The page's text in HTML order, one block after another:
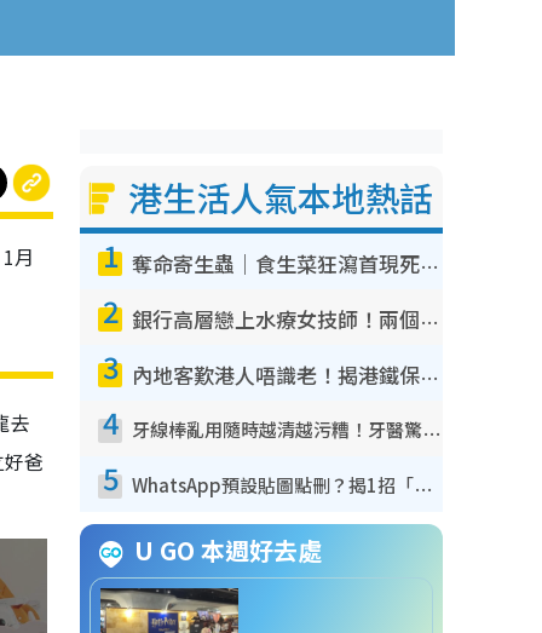
月
去
爸
港生活人氣本地熱話
1 奪命寄生蟲｜食生菜狂瀉首現死者！疫潮惡化錄1.8萬宗病例 揭洗菜3大謬誤
2 銀行高層戀上水療女技師！兩個月借128萬驚覺「沉船」沉落火海 揭背後疑似邪教操控賣淫
3 內地客歎港人唔識老！揭港鐵保鮮級冷氣 港人求放過：咪投訴
4 牙線棒亂用隨時越清越污糟！牙醫驚揭盲目過戶細菌恐致蛀牙：呢種先係日常真保養
5 WhatsApp預設貼圖點刪？揭1招「反向操作」還原簡潔介面 附3步實測教學
U GO 本週好去處